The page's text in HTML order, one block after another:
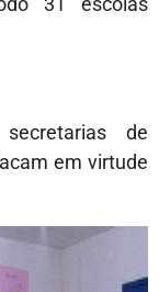
de
em virtude